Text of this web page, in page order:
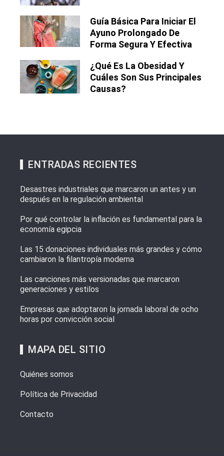
Guía Básica Para Iniciar El
Ayuno Prolongado De
Forma Segura Y Efectiva
¿Qué Es La Obesidad Y
Cuáles Son Sus Principales
Causas?
ENTRADAS RECIENTES
Desastres industriales que marcaron un antes y un
después en la regulación ambiental
Por qué controlar la inflación es fundamental para la
economía egipcia
Las 15 donaciones individuales más grandes y cómo
cambiaron la filantropía moderna
Las canciones más versionadas que marcaron
generaciones y estilos
Empresas que adoptaron la jornada laboral de ocho
horas por convicción social
MAPA DEL SITIO
Quiénes somos
Política de Privacidad
Contacto